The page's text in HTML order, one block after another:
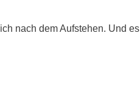
nach dem Aufstehen. Und